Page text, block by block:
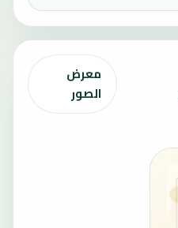
معرض
الصور